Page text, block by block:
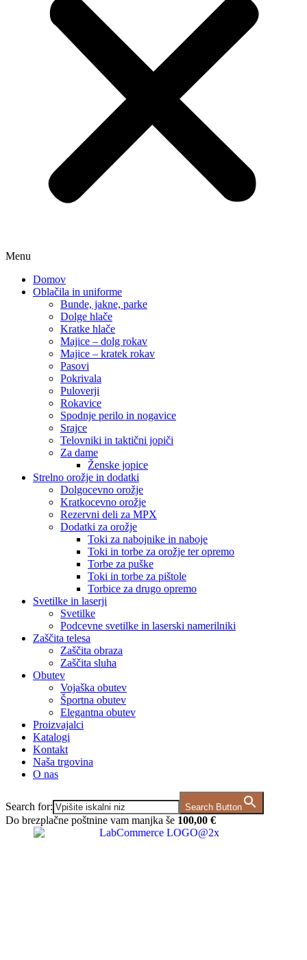
Menu
Domov
Oblačila in uniforme
Bunde, jakne, parke
Dolge hlače
Kratke hlače
Majice – dolg rokav
Majice – kratek rokav
Pasovi
Pokrivala
Puloverji
Rokavice
Spodnje perilo in nogavice
Srajce
Telovniki in taktični jopiči
Za dame
Ženske jopice
Strelno orožje in dodatki
Dolgocevno orožje
Kratkocevno orožje
Rezervni deli za MPX
Dodatki za orožje
Toki za nabojnike in naboje
Toki in torbe za orožje ter opremo
Torbe za puške
Toki in torbe za pištole
Torbice za drugo opremo
Svetilke in laserji
Svetilke
Podcevne svetilke in laserski namerilniki
Zaščita telesa
Zaščita obraza
Zaščita sluha
Obutev
Vojaška obutev
Športna obutev
Elegantna obutev
Proizvajalci
Katalogi
Kontakt
Naša trgovina
O nas
Search for: Search Button
Do brezplačne poštnine vam manjka še 100,00 €